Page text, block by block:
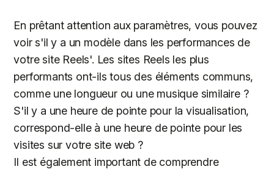
En prêtant attention aux paramètres, vous pouvez
voir s'il y a un modèle dans les performances de
votre site Reels'. Les sites Reels les plus
performants ont-ils tous des éléments communs,
comme une longueur ou une musique similaire ?
S'il y a une heure de pointe pour la visualisation,
correspond-elle à une heure de pointe pour les
visites sur votre site web ?
Il est également important de comprendre